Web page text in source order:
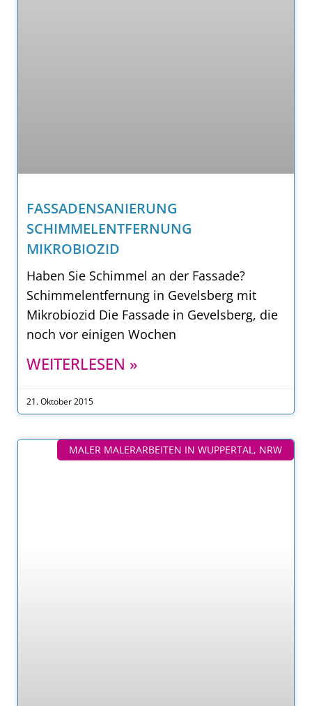
FASSADENSANIERUNG
SCHIMMELENTFERNUNG
MIKROBIOZID
Haben Sie Schimmel an der Fassade?
Schimmelentfernung in Gevelsberg mit
Mikrobiozid Die Fassade in Gevelsberg, die
noch vor einigen Wochen
WEITERLESEN »
21. Oktober 2015
MALER MALERARBEITEN IN WUPPERTAL, NRW